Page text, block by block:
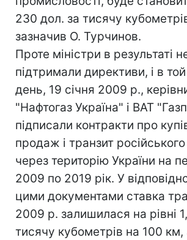
230 дол. за тисячу
зазначив О. Турчинов.
Проте міністри в результаті
підтримали директиви, і в
день, 19 січня 2009 р.,
"Нафтогаз Україна" і ВАТ
підписали контракти про
продаж і транзит російського
через територію України на
2009 по 2019 рік. У
цими документами ставка
2009 р. залишилася на рівні
тисячу кубометрів на 100 км,